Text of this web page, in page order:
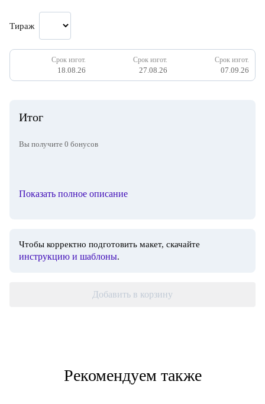
Тираж
Срок изгот.
18.08.26
Срок изгот.
27.08.26
Срок изгот.
07.09.26
Итог
Вы получите 0 бонусов
Показать полное описание
Чтобы корректно подготовить макет, скачайте
инструкцию и шаблоны.
Добавить в корзину
Рекомендуем также